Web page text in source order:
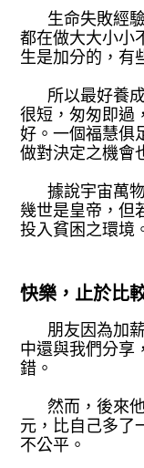
生命失敗經驗
都在做大大小小
生是加分的，有
所以最好養成
很短，匆匆即過
好。一個福慧俱
做對決定之機會
據說宇宙萬物
幾世是皇帝，但
投入貧困之環境
快樂，止於比
朋友因為加薪
中還與我們分享
錯。
然而，後來他
元，比自己多了
不公平。